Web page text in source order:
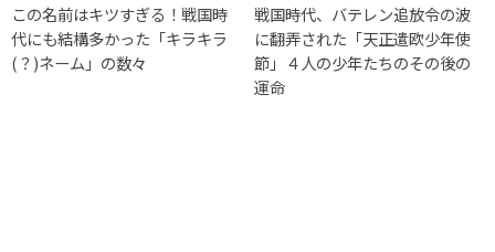
この名前はキツすぎる！戦国時
代にも結構多かった「キラキラ
(？)ネーム」の数々
戦国時代、バテレン追放令の波
に翻弄された「天正遣欧少年使
節」４人の少年たちのその後の
運命